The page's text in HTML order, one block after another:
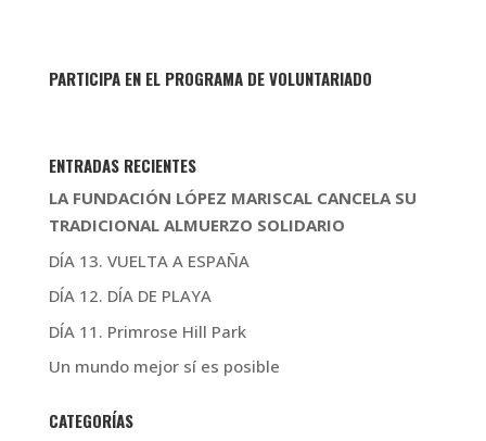
PARTICIPA EN EL PROGRAMA DE VOLUNTARIADO
ENTRADAS RECIENTES
LA FUNDACIÓN LÓPEZ MARISCAL CANCELA SU
TRADICIONAL ALMUERZO SOLIDARIO
DÍA 13. VUELTA A ESPAÑA
DÍA 12. DÍA DE PLAYA
DÍA 11. Primrose Hill Park
Un mundo mejor sí es posible
CATEGORÍAS